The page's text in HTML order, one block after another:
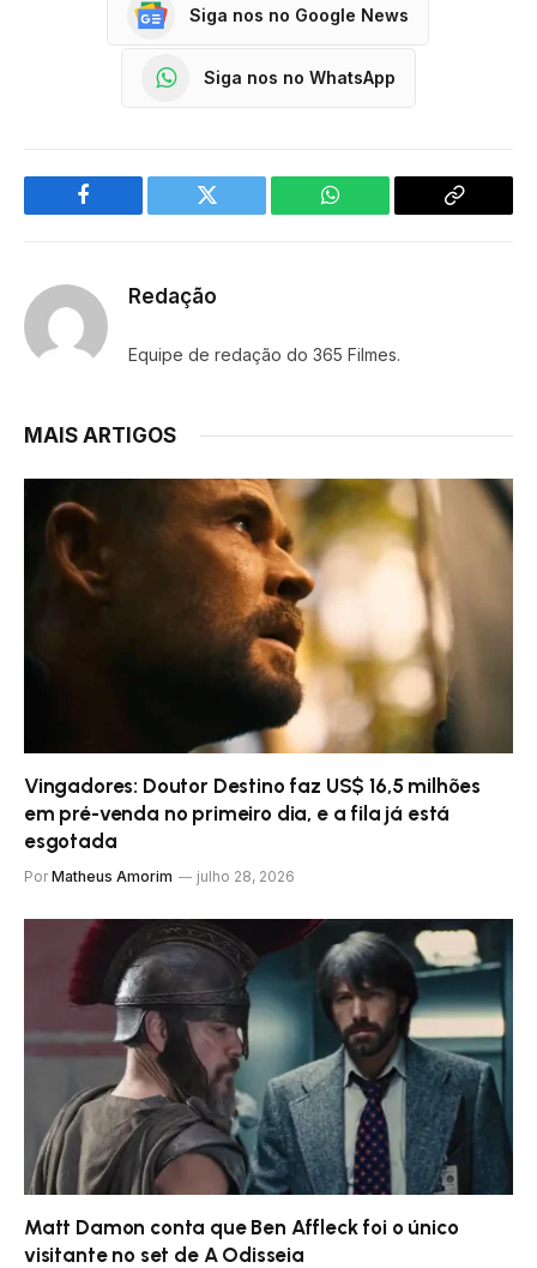
Siga nos no Google News
Siga nos no WhatsApp
Facebook Twitter WhatsApp
Copy
Redação
Equipe de redação do 365 Filmes.
MAIS ARTIGOS
Vingadores: Doutor Destino faz US$ 16,5 milhões
em pré-venda no primeiro dia, e a fila já está
esgotada
Por Matheus Amorim julho 28, 2026
Matt Damon conta que Ben Affleck foi o único
visitante no set de A Odisseia